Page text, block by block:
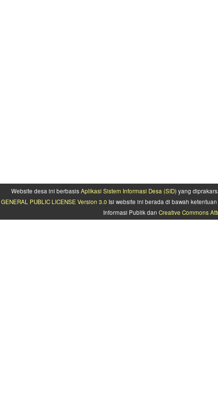
Website desa ini berbasisAplikasi Sistem Informasi Desa (SID) yang
GENERAL PUBLIC LICENSE Version 3.0 Isi website ini berada di bawah
Informasi Publik dan Creative Commons